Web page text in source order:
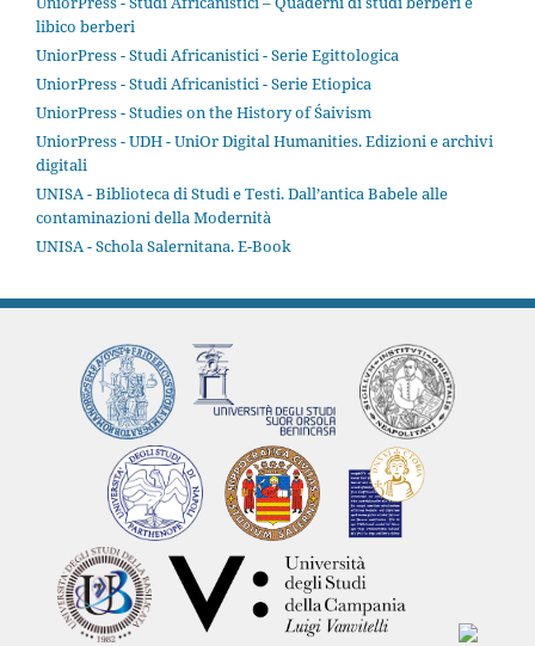
libico berberi
UniorPress - Studi Africanistici - Serie Egittologica
UniorPress - Studi Africanistici - Serie Etiopica
UniorPress - Studies on the History of Śaivism
UniorPress - UDH - UniOr Digital Humanities. Edizioni e archivi
digitali
UNISA - Biblioteca di Studi e Testi. Dall’antica Babele alle
contaminazioni della Modernità
UNISA - Schola Salernitana. E-Book